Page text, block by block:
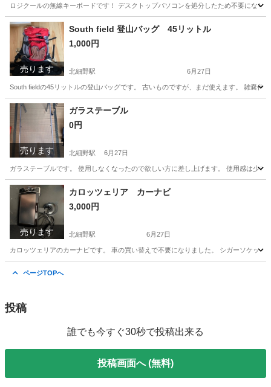
ロジクールの無線キーボードです！ デスクトップパソコンを処分したため不要にな
長野 北安曇郡 その他 ロジクール
売ります
South field 登山バッグ 45リットル
1,000円
北細野駅 6月27日
South fieldの45リットルの登山バッグです。 古いものですが、まだ使えます。 雑嚢代
長野 北安曇郡 北細野駅
売ります
ガラステーブル
0円
北細野駅 6月27日
ガラステーブルです。 使用しなくなったので欲しい方に差し上げます。 使用感は少
長野 北安曇郡 ガラス
売ります
カロッツェリア カーナビ
3,000円
北細野駅 6月27日
カロッツェリアのカーナビです。 車の買い替えで不要になりました。 シガーソケッ
ページTOPへ
投稿
誰でも今すぐ30秒で投稿出来る
投稿画面へ (無料)